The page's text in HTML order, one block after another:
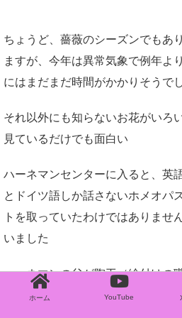
ちょうど、薔薇のシーズンでもあ
ますが、今年は異常気象で例年よ
にはまだまだ時間がかかりそうで
それ以外にも知らないお花がいろ
見ているだけでも面白い
ハーネマンセンターに入ると、英
とドイツ語しか話さないホメオパ
トを取っていたわけではありませ
いました
ハーネマンの父が陶工（絵付けの
パシーを学んでいる人ならみなさ
ホーム YouTube